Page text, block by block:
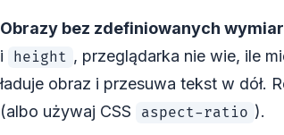
Obrazy bez zdefiniowanych
i height , przeglądarka nie wie, ile
ładuje obraz i przesuwa tekst w dół.
(albo używaj CSS
aspect-ratio ).